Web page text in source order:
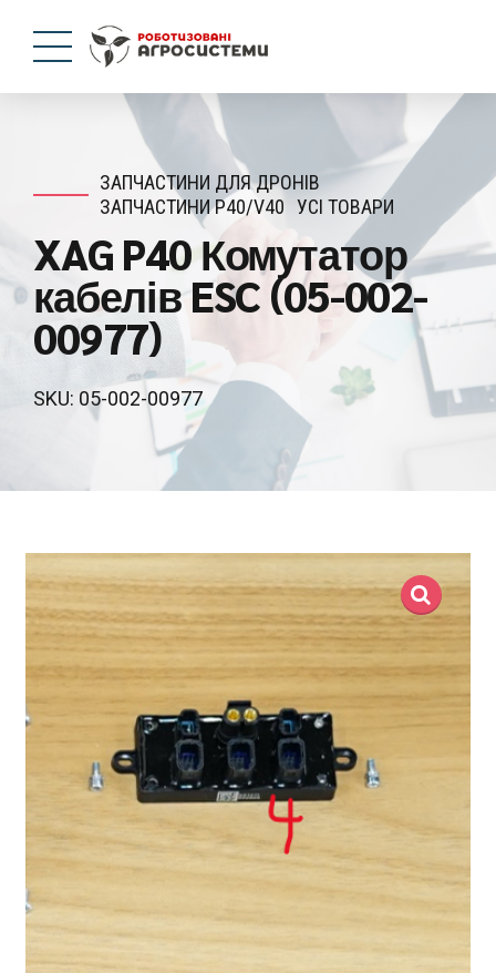
ЗАПЧАСТИНИ ДЛЯ ДРОНІВ
ЗАПЧАСТИНИ P40/V40 УСІ ТОВАРИ
XAG P40 Комутатор
кабелів ESC (05-002-
00977)
SKU: 05-002-00977